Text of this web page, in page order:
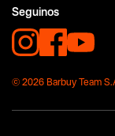
Seguinos
© 2026 Barbuy Team